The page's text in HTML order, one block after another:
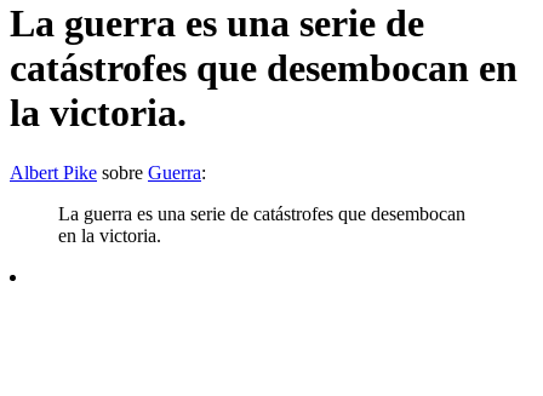
La guerra es una serie de
catástrofes que desembocan en
la victoria.
Albert Pike sobre Guerra:
La guerra es una serie de catástrofes que desembocan
en la victoria.